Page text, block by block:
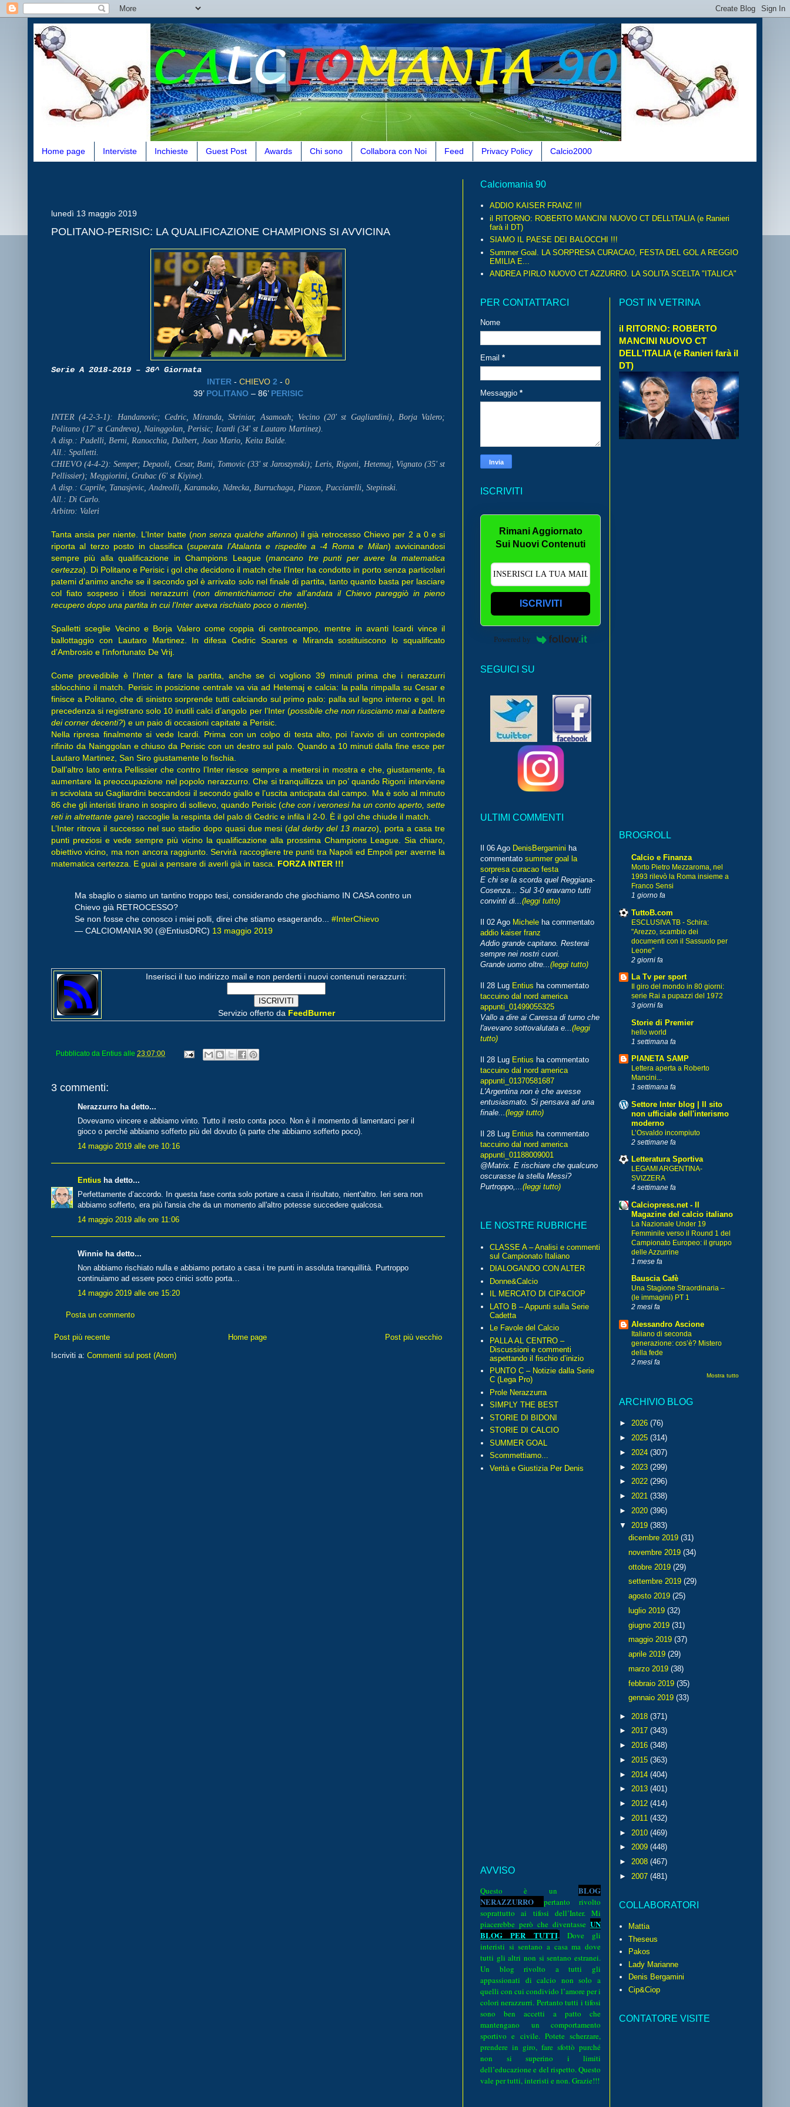
Home page Interviste Inchieste Guest Post Awards Chi sono Collabora con Noi Feed Privacy Policy Calcio2000
lunedì 13 maggio 2019
POLITANO-PERISIC: LA QUALIFICAZIONE CHAMPIONS SI AVVICINA
Serie A 2018-2019 – 36^ Giornata
INTER- CHIEVO 2 - 0
39’ POLITANO– 86’ PERISIC
INTER (4-2-3-1): Handanovic; Cedric, Miranda, Skriniar, Asamoah; Vecino (20' st Gagliardini), Borja Valero;
Politano (17' st Candreva), Nainggolan, Perisic; Icardi (34' st Lautaro Martinez).
A disp.: Padelli, Berni, Ranocchia, Dalbert, Joao Mario, Keita Balde.
All.: Spalletti.
CHIEVO (4-4-2): Semper; Depaoli, Cesar, Bani, Tomovic (33' st Jaroszynski); Leris, Rigoni, Hetemaj, Vignato (35' st
Pellissier); Meggiorini, Grubac (6' st Kiyine).
A disp.: Caprile, Tanasjevic, Andreolli, Karamoko, Ndrecka, Burruchaga, Piazon, Pucciarelli, Stepinski.
All.: Di Carlo.
Arbitro: Valeri
Tanta ansia per niente. L’Inter batte (non senza qualche affanno) il già retrocesso Chievo per 2 a 0 e si
riporta al terzo posto in classifica (superata l’Atalanta e rispedite a -4 Roma e Milan) avvicinandosi
sempre più alla qualificazione in Champions League (mancano tre punti per avere la matematica
certezza). Di Politano e Perisic i gol che decidono il match che l’Inter ha condotto in porto senza particolari
patemi d’animo anche se il secondo gol è arrivato solo nel finale di partita, tanto quanto basta per lasciare
col fiato sospeso i tifosi nerazzurri (non dimentichiamoci che all’andata il Chievo pareggiò in pieno
recupero dopo una partita in cui l’Inter aveva rischiato poco o niente).
Spalletti sceglie Vecino e Borja Valero come coppia di centrocampo, mentre in avanti Icardi vince il
ballottaggio con Lautaro Martinez. In difesa Cedric Soares e Miranda sostituiscono lo squalificato
d’Ambrosio e l’infortunato De Vrij.
Come prevedibile è l’Inter a fare la partita, anche se ci vogliono 39 minuti prima che i nerazzurri
sblocchino il match. Perisic in posizione centrale va via ad Hetemaj e calcia: la palla rimpalla su Cesar e
finisce a Politano, che di sinistro sorprende tutti calciando sul primo palo: palla sul legno interno e gol. In
precedenza si registrano solo 10 inutili calci d’angolo per l’Inter (possibile che non riusciamo mai a battere
dei corner decenti?) e un paio di occasioni capitate a Perisic.
Nella ripresa finalmente si vede Icardi. Prima con un colpo di testa alto, poi l’avvio di un contropiede
rifinito da Nainggolan e chiuso da Perisic con un destro sul palo. Quando a 10 minuti dalla fine esce per
Lautaro Martinez, San Siro giustamente lo fischia.
Dall’altro lato entra Pellissier che contro l’Inter riesce sempre a mettersi in mostra e che, giustamente, fa
aumentare la preoccupazione nel popolo nerazzurro. Che si tranquillizza un po’ quando Rigoni interviene
in scivolata su Gagliardini beccandosi il secondo giallo e l’uscita anticipata dal campo. Ma è solo al minuto
86 che gli interisti tirano in sospiro di sollievo, quando Perisic (che con i veronesi ha un conto aperto, sette
reti in altrettante gare) raccoglie la respinta del palo di Cedric e infila il 2-0. È il gol che chiude il match.
L’Inter ritrova il successo nel suo stadio dopo quasi due mesi (dal derby del 13 marzo), porta a casa tre
punti preziosi e vede sempre più vicino la qualificazione alla prossima Champions League. Sia chiaro,
obiettivo vicino, ma non ancora raggiunto. Servirà raccogliere tre punti tra Napoli ed Empoli per averne la
matematica certezza. E guai a pensare di averli già in tasca. FORZA INTER !!!
Ma sbaglio o siamo un tantino troppo tesi, considerando che giochiamo IN CASA contro un
Chievo già RETROCESSO?
Se non fosse che conosco i miei polli, direi che stiamo esagerando... #InterChievo
— CALCIOMANIA 90 (@EntiusDRC) 13 maggio 2019
Inserisci il tuo indirizzo mail e non perderti i nuovi contenuti nerazzurri:
Servizio offerto da FeedBurner
Pubblicato da Entius alle 23:07:00
3 commenti:
Nerazzurro ha detto...
Dovevamo vincere e abbiamo vinto. Tutto il resto conta poco. Non è il momento di lamentarci per il
gioco o perché abbiamo sofferto più del dovuto (a parte che abbiamo sofferto poco).
14 maggio 2019 alle ore 10:16
Entius ha detto...
Perfettamente d’accordo. In questa fase conta solo portare a casa il risultato, nient'altro. Ieri sera non
abbiamo sofferto, era più l'ansia che da un momento all'altro potesse succedere qualcosa.
14 maggio 2019 alle ore 11:06
Winnie ha detto...
Non abbiamo rischiato nulla e abbiamo portato a casa i tre punti in assoluta tranquillità. Purtroppo
continuiamo ad essere poco cinici sotto porta…
14 maggio 2019 alle ore 15:20
Posta un commento
Post più recente Post più vecchio
Home page
Iscriviti a: Commenti sul post (Atom)
Calciomania 90
ADDIO KAISER FRANZ !!!
il RITORNO: ROBERTO MANCINI NUOVO CT DELL'ITALIA (e Ranieri
farà il DT)
SIAMO IL PAESE DEI BALOCCHI !!!
Summer Goal. LA SORPRESA CURACAO, FESTA DEL GOL A REGGIO
EMILIA E...
ANDREA PIRLO NUOVO CT AZZURRO. LA SOLITA SCELTA "ITALICA"
PER CONTATTARCI
Nome
Email *
Messaggio *
ISCRIVITI
Rimani Aggiornato
Sui Nuovi Contenuti
ISCRIVITI
Powered by
SEGUICI SU
ULTIMI COMMENTI
Il 06 Ago DenisBergamini ha
commentato summer goal la
sorpresa curacao festa
E chi se la scorda quel Reggiana-
Cosenza... Sul 3-0 eravamo tutti
convinti di...(leggi tutto)
Il 02 Ago Michele ha commentato
addio kaiser franz
Addio grande capitano. Resterai
sempre nei nostri cuori.
Grande uomo oltre...(leggi tutto)
Il 28 Lug Entius ha commentato
taccuino dal nord america
appunti_01499055325
Vallo a dire ai Caressa di turno che
l'avevano sottovalutata e...(leggi
tutto)
Il 28 Lug Entius ha commentato
taccuino dal nord america
appunti_01370581687
L'Argentina non è che avesse
entusiasmato. Si pensava ad una
finale...(leggi tutto)
Il 28 Lug Entius ha commentato
taccuino dal nord america
appunti_01188009001
@Matrix. E rischiare che qualcuno
oscurasse la stella Messi?
Purtroppo,...(leggi tutto)
LE NOSTRE RUBRICHE
CLASSE A – Analisi e commenti
sul Campionato Italiano
DIALOGANDO CON ALTER
Donne&Calcio
IL MERCATO DI CIP&CIOP
LATO B – Appunti sulla Serie
Cadetta
Le Favole del Calcio
PALLA AL CENTRO –
Discussioni e commenti
aspettando il fischio d’inizio
PUNTO C – Notizie dalla Serie
C (Lega Pro)
Prole Nerazzurra
SIMPLY THE BEST
STORIE DI BIDONI
STORIE DI CALCIO
SUMMER GOAL
Scommettiamo...
Verità e Giustizia Per Denis
AVVISO
Questo è un BLOG
NERAZZURRO pertanto rivolto
soprattutto ai tifosi dell’Inter. Mi
piacerebbe però che diventasse UN
BLOG PER TUTTI.
Dove gli
interisti si sentano a casa ma dove
tutti gli altri non si sentano estranei.
Un blog rivolto a tutti gli
appassionati di calcio non solo a
quelli con cui condivido l’amore per i
colori nerazzurri. Pertanto tutti i tifosi
sono ben accetti a patto che
mantengano un comportamento
sportivo e civile. Potete scherzare,
prendere in giro, fare sfottò purché
non si superino i limiti
dell’educazione e del rispetto. Questo
vale per tutti, interisti e non. Grazie!!!
POST IN VETRINA
il RITORNO: ROBERTO
MANCINI NUOVO CT
DELL'ITALIA (e Ranieri farà il
DT)
BROGROLL
Calcio e Finanza
Morto Pietro Mezzaroma, nel
1993 rilevò la Roma insieme a
Franco Sensi
1 giorno fa
TuttoB.com
ESCLUSIVA TB - Schira:
"Arezzo, scambio dei
documenti con il Sassuolo per
Leone"
2 giorni fa
La Tv per sport
Il giro del mondo in 80 giorni:
serie Rai a pupazzi del 1972
3 giorni fa
Storie di Premier
hello world
1 settimana fa
PIANETA SAMP
Lettera aperta a Roberto
Mancini...
1 settimana fa
Settore Inter blog | Il sito
non ufficiale dell'interismo
moderno
L’Osvaldo incompiuto
2 settimane fa
Letteratura Sportiva
LEGAMI ARGENTINA-
SVIZZERA
4 settimane fa
Calciopress.net - Il
Magazine del calcio italiano
La Nazionale Under 19
Femminile verso il Round 1 del
Campionato Europeo: il gruppo
delle Azzurrine
1 mese fa
Bauscia Cafè
Una Stagione Straordinaria –
(le immagini) PT 1
2 mesi fa
Alessandro Ascione
Italiano di seconda
generazione: cos’è? Mistero
della fede
2 mesi fa
Mostra tutto
ARCHIVIO BLOG
► 2026 (76)
► 2025 (314)
► 2024 (307)
► 2023 (299)
► 2022 (296)
► 2021 (338)
► 2020 (396)
▼ 2019 (383)
dicembre 2019 (31)
novembre 2019 (34)
ottobre 2019 (29)
settembre 2019 (29)
agosto 2019 (25)
luglio 2019 (32)
giugno 2019 (31)
maggio 2019 (37)
aprile 2019 (29)
marzo 2019 (38)
febbraio 2019 (35)
gennaio 2019 (33)
► 2018 (371)
► 2017 (343)
► 2016 (348)
► 2015 (363)
► 2014 (404)
► 2013 (401)
► 2012 (414)
► 2011 (432)
► 2010 (469)
► 2009 (448)
► 2008 (467)
► 2007 (481)
COLLABORATORI
Mattia
Theseus
Pakos
Lady Marianne
Denis Bergamini
Cip&Ciop
CONTATORE VISITE